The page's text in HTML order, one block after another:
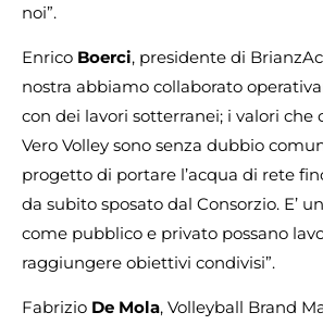
noi”.
Enrico Boerci, presidente di
nostra abbiamo collaborato
con dei lavori sotterranei; i valori che
Vero Volley sono senza dubbio
progetto di portare l’acqua di rete
da subito sposato dal Consorzio. E’
come pubblico e privato possano
raggiungere obiettivi condivisi”.
Fabrizio De Mola, Volleyball Brand